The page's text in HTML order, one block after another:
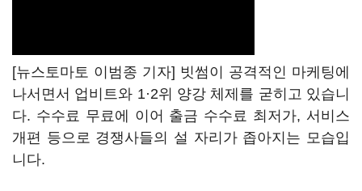
[뉴스토마토 이범종 기자] 빗썸이 공격적인 마케팅에
나서면서 업비트와 1·2위 양강 체제를 굳히고 있습니
다. 수수료 무료에 이어 출금 수수료 최저가, 서비스
개편 등으로 경쟁사들의 설 자리가 좁아지는 모습입
니다.